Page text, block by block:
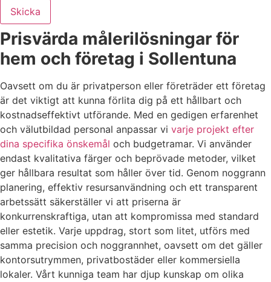
Skicka
Prisvärda målerilösningar för
hem och företag i Sollentuna
Oavsett om du är privatperson eller företräder ett företag
är det viktigt att kunna förlita dig på ett hållbart och
kostnadseffektivt utförande. Med en gedigen erfarenhet
och välutbildad personal anpassar vi varje projekt efter
dina specifika önskemål och budgetramar. Vi använder
endast kvalitativa färger och beprövade metoder, vilket
ger hållbara resultat som håller över tid. Genom noggrann
planering, effektiv resursanvändning och ett transparent
arbetssätt säkerställer vi att priserna är
konkurrenskraftiga, utan att kompromissa med standard
eller estetik. Varje uppdrag, stort som litet, utförs med
samma precision och noggrannhet, oavsett om det gäller
kontorsutrymmen, privatbostäder eller kommersiella
lokaler. Vårt kunniga team har djup kunskap om olika